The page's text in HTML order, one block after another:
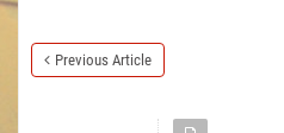
Previous Article